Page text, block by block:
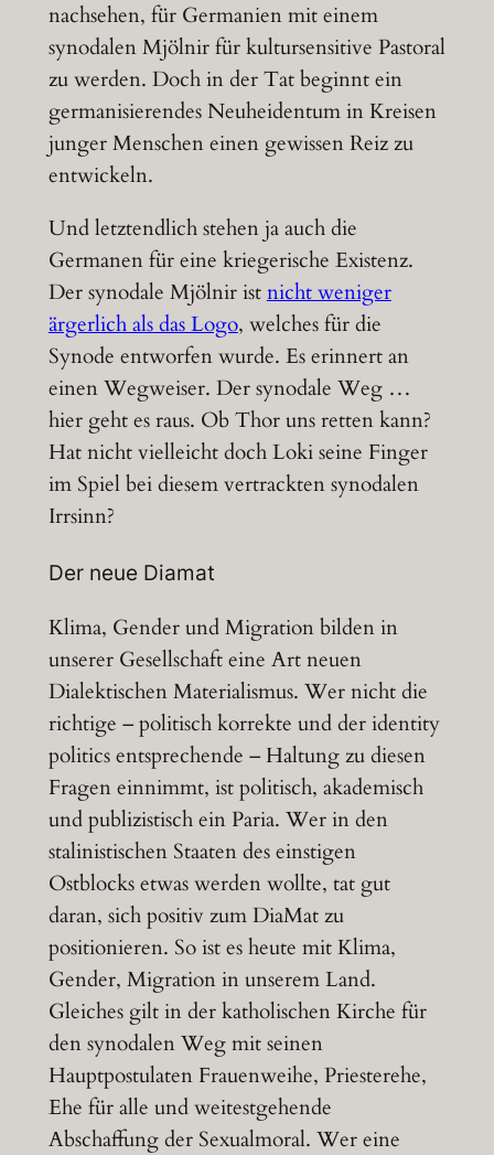
nachsehen, für Germanien mit einem
synodalen Mjölnir für kultursensitive Pastoral
zu werden. Doch in der Tat beginnt ein
germanisierendes Neuheidentum in Kreisen
junger Menschen einen gewissen Reiz zu
entwickeln.
Und letztendlich stehen ja auch die
Germanen für eine kriegerische Existenz.
Der synodale Mjölnir istnicht weniger
ärgerlich als das Logo, welches für die
Synode entworfen wurde. Es erinnert an
einen Wegweiser. Der synodale Weg …
hier geht es raus. Ob Thor uns retten kann?
Hat nicht vielleicht doch Loki seine Finger
im Spiel bei diesem vertrackten synodalen
Irrsinn?
Der neue Diamat
Klima, Gender und Migration bilden in
unserer Gesellschaft eine Art neuen
Dialektischen Materialismus. Wer nicht die
richtige – politisch korrekte und der identity
politics entsprechende – Haltung zu diesen
Fragen einnimmt, ist politisch, akademisch
und publizistisch ein Paria. Wer in den
stalinistischen Staaten des einstigen
Ostblocks etwas werden wollte, tat gut
daran, sich positiv zum DiaMat zu
positionieren. So ist es heute mit Klima,
Gender, Migration in unserem Land.
Gleiches gilt in der katholischen Kirche für
den synodalen Weg mit seinen
Hauptpostulaten Frauenweihe, Priesterehe,
Ehe für alle und weitestgehende
Abschaffung der Sexualmoral. Wer eine